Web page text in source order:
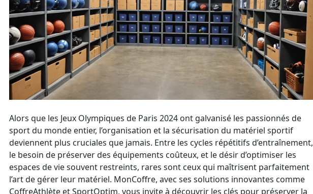
Alors que les Jeux Olympiques de Paris 2024 ont galvanisé les passionnés de
sport du monde entier, l’organisation et la sécurisation du matériel sportif
deviennent plus cruciales que jamais. Entre les cycles répétitifs d’entraînement,
le besoin de préserver des équipements coûteux, et le désir d’optimiser les
espaces de vie souvent restreints, rares sont ceux qui maîtrisent parfaitement
l’art de gérer leur matériel. MonCoffre, avec ses solutions innovantes comme
CoffreAthlète et SportOptim, vous invite à découvrir les clés pour préserver la